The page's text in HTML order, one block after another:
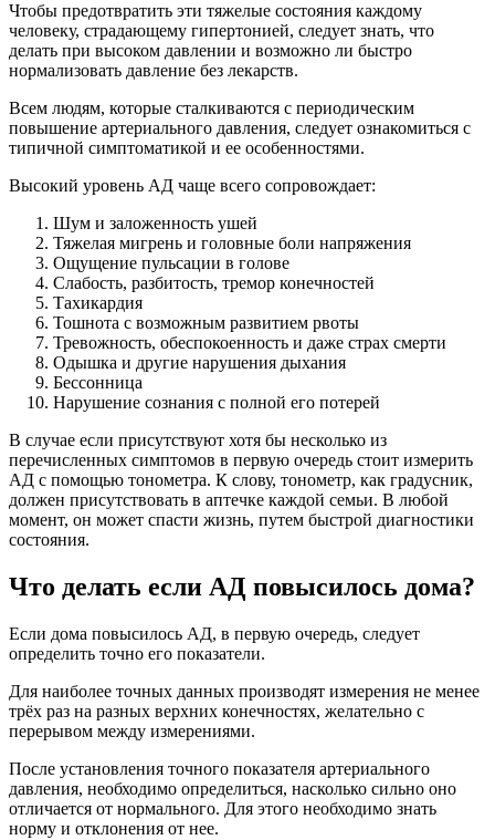
Чтобы предотвратить эти тяжелые состояния каждому
человеку, страдающему гипертонией, следует знать, что
делать при высоком давлении и возможно ли быстро
нормализовать давление без лекарств.
Всем людям, которые сталкиваются с периодическим
повышение артериального давления, следует ознакомиться с
типичной симптоматикой и ее особенностями.
Высокий уровень АД чаще всего сопровождает:
Шум и заложенность ушей
Тяжелая мигрень и головные боли напряжения
Ощущение пульсации в голове
Слабость, разбитость, тремор конечностей
Тахикардия
Тошнота с возможным развитием рвоты
Тревожность, обеспокоенность и даже страх смерти
Одышка и другие нарушения дыхания
Бессонница
Нарушение сознания с полной его потерей
В случае если присутствуют хотя бы несколько из
перечисленных симптомов в первую очередь стоит измерить
АД с помощью тонометра. К слову, тонометр, как градусник,
должен присутствовать в аптечке каждой семьи. В любой
момент, он может спасти жизнь, путем быстрой диагностики
состояния.
Что делать если АД повысилось дома?
Если дома повысилось АД, в первую очередь, следует
определить точно его показатели.
Для наиболее точных данных производят измерения не менее
трёх раз на разных верхних конечностях, желательно с
перерывом между измерениями.
После установления точного показателя артериального
давления, необходимо определиться, насколько сильно оно
отличается от нормального. Для этого необходимо знать
норму и отклонения от нее.